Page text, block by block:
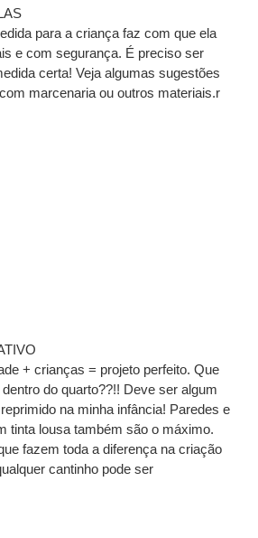
para a criança faz com que ela
e com segurança. É preciso ser
certa! Veja algumas sugestões
marcenaria ou outros materiais.r
+ crianças = projeto perfeito. Que
do quarto??!! Deve ser algum
na minha infância! Paredes e
tinta lousa também são o máximo.
fazem toda a diferença na criação
cantinho pode ser